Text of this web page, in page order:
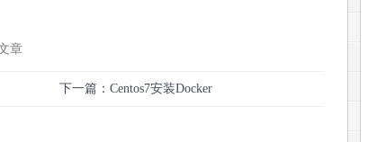
章
下一篇：Centos7安装Docker